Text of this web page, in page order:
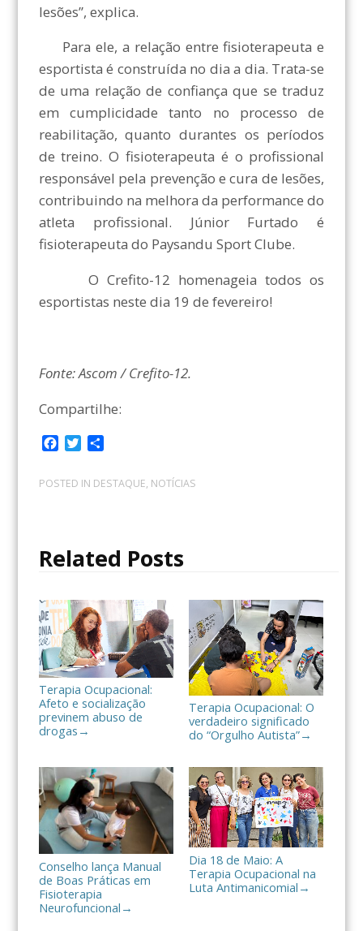
lesões”, explica.
Para ele, a relação entre fisioterapeuta e
esportista é construída no dia a dia. Trata-se
de uma relação de confiança que se traduz
em cumplicidade tanto no processo de
reabilitação, quanto durantes os períodos
de treino. O fisioterapeuta é o profissional
responsável pela prevenção e cura de lesões,
contribuindo na melhora da performance do
atleta profissional. Júnior Furtado é
fisioterapeuta do Paysandu Sport Clube.
O Crefito-12 homenageia todos os
esportistas neste dia 19 de fevereiro!
Fonte: Ascom / Crefito-12.
Compartilhe:
c
e
k
i
t
m
p
i
a
r
POSTED IN DESTAQUE, NOTÍCIAS
Related Posts
Terapia Ocupacional:
Afeto e socialização
previnem abuso de
drogas →
Terapia Ocupacional: O
verdadeiro significado
do “Orgulho Autista”→
Conselho lança Manual
de Boas Práticas em
Fisioterapia
Neurofuncional →
Dia 18 de Maio: A
Terapia Ocupacional na
Luta Antimanicomial →